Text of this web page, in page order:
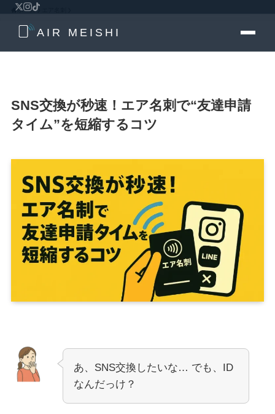
AIR MEISHI
ホーム
SNS交換が秒速！エア名刺で“友達申請
タイム”を短縮するコツ
あ、SNS交換したいな… でも、ID
なんだっけ？